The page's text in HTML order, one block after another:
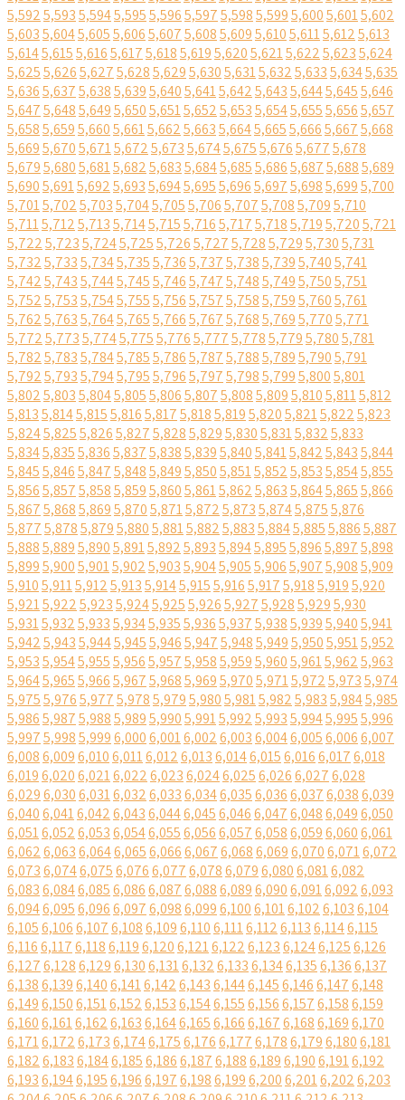
5,5925,5935,5945,5955,5965,5975,5985,5995,6005,6015,602
5,6035,6045,6055,6065,6075,6085,6095,6105,6115,6125,613
5,6145,6155,6165,6175,6185,6195,6205,6215,6225,6235,624
5,6255,6265,6275,6285,6295,6305,6315,6325,6335,6345,635
5,6365,6375,6385,6395,6405,6415,6425,6435,6445,6455,646
5,6475,6485,6495,6505,6515,6525,6535,6545,6555,6565,657
5,6585,6595,6605,6615,6625,6635,6645,6655,6665,6675,668
5,6695,6705,6715,6725,6735,6745,6755,6765,6775,678
5,6795,6805,6815,6825,6835,6845,6855,6865,6875,6885,689
5,6905,6915,6925,6935,6945,6955,6965,6975,6985,6995,700
5,7015,7025,7035,7045,7055,7065,7075,7085,7095,710
5,7115,7125,7135,7145,7155,7165,7175,7185,7195,7205,721
5,7225,7235,7245,7255,7265,7275,7285,7295,7305,731
5,7325,7335,7345,7355,7365,7375,7385,7395,7405,741
5,7425,7435,7445,7455,7465,7475,7485,7495,7505,751
5,7525,7535,7545,7555,7565,7575,7585,7595,7605,761
5,7625,7635,7645,7655,7665,7675,7685,7695,7705,771
5,7725,7735,7745,7755,7765,7775,7785,7795,7805,781
5,7825,7835,7845,7855,7865,7875,7885,7895,7905,791
5,7925,7935,7945,7955,7965,7975,7985,7995,8005,801
5,8025,8035,8045,8055,8065,8075,8085,8095,8105,8115,812
5,8135,8145,8155,8165,8175,8185,8195,8205,8215,8225,823
5,8245,8255,8265,8275,8285,8295,8305,8315,8325,833
5,8345,8355,8365,8375,8385,8395,8405,8415,8425,8435,844
5,8455,8465,8475,8485,8495,8505,8515,8525,8535,8545,855
5,8565,8575,8585,8595,8605,8615,8625,8635,8645,8655,866
5,8675,8685,8695,8705,8715,8725,8735,8745,8755,876
5,8775,8785,8795,8805,8815,8825,8835,8845,8855,8865,887
5,8885,8895,8905,8915,8925,8935,8945,8955,8965,8975,898
5,8995,9005,9015,9025,9035,9045,9055,9065,9075,9085,909
5,9105,9115,9125,9135,9145,9155,9165,9175,9185,9195,920
5,9215,9225,9235,9245,9255,9265,9275,9285,9295,930
5,9315,9325,9335,9345,9355,9365,9375,9385,9395,9405,941
5,9425,9435,9445,9455,9465,9475,9485,9495,9505,9515,952
5,9535,9545,9555,9565,9575,9585,9595,9605,9615,9625,963
5,9645,9655,9665,9675,9685,9695,9705,9715,9725,9735,974
5,9755,9765,9775,9785,9795,9805,9815,9825,9835,9845,985
5,9865,9875,9885,9895,9905,9915,9925,9935,9945,9955,996
5,9975,9985,9996,0006,0016,0026,0036,0046,0056,0066,007
6,0086,0096,0106,0116,0126,0136,0146,0156,0166,0176,018
6,0196,0206,0216,0226,0236,0246,0256,0266,0276,028
6,0296,0306,0316,0326,0336,0346,0356,0366,0376,0386,039
6,0406,0416,0426,0436,0446,0456,0466,0476,0486,0496,050
6,0516,0526,0536,0546,0556,0566,0576,0586,0596,0606,061
6,0626,0636,0646,0656,0666,0676,0686,0696,0706,0716,072
6,0736,0746,0756,0766,0776,0786,0796,0806,0816,082
6,0836,0846,0856,0866,0876,0886,0896,0906,0916,0926,093
6,0946,0956,0966,0976,0986,0996,1006,1016,1026,1036,104
6,1056,1066,1076,1086,1096,1106,1116,1126,1136,1146,115
6,1166,1176,1186,1196,1206,1216,1226,1236,1246,1256,126
6,1276,1286,1296,1306,1316,1326,1336,1346,1356,1366,137
6,1386,1396,1406,1416,1426,1436,1446,1456,1466,1476,148
6,1496,1506,1516,1526,1536,1546,1556,1566,1576,1586,159
6,1606,1616,1626,1636,1646,1656,1666,1676,1686,1696,170
6,1716,1726,1736,1746,1756,1766,1776,1786,1796,1806,181
6,1826,1836,1846,1856,1866,1876,1886,1896,1906,1916,192
6,1936,1946,1956,1966,1976,1986,1996,2006,2016,2026,203